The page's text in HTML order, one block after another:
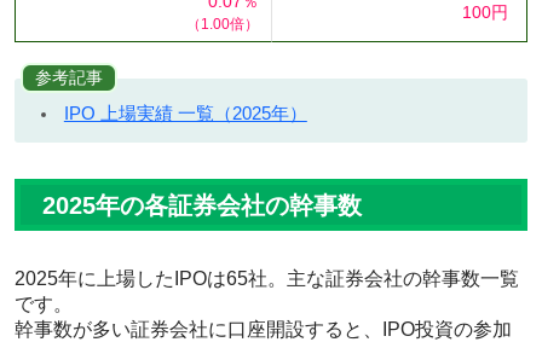
（1.00倍）
100円
参考記事
IPO 上場実績 一覧（2025年）
2025年の各証券会社の幹事数
2025年に上場したIPOは65社。主な証券会社の幹事数一覧
です。
幹事数が多い証券会社に口座開設すると、IPO投資の参加